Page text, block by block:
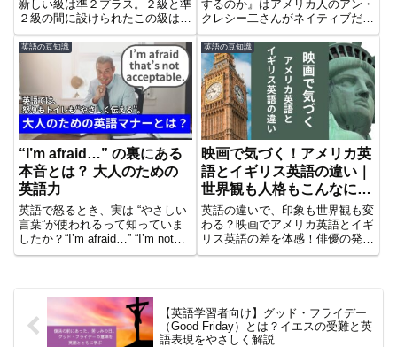
新しい級は準２プラス。２級と準
２級の間に設けられたこの級はな
かなか２級に合格できない人には
嬉しいニュースです。この記事で
は準２プラスの概要、開設の背
景、おすすめの参考書やオンライ
ン英会話を紹介しています。
するのか』はアメリカ人のアン・
クレシー二さんがネイティブだか
ら分かるちょっとした言葉のニュ
アンスや場面に応じて使い分けた
い単語の使い方を博多弁を交えて
解説している書籍です。すぐに使
ってみたい例文ばかりなので読み
終わったら早く使ってみたくてう
ずうずするでしょう！
英語の豆知識
“I’m afraid…” の裏にある
本音とは？ 大人のための
英語力
英語で怒るとき、実は “やさしい
言葉”が使われるって知っていま
したか？“I’m afraid…” “I’m not
too happy…” などの婉曲表現に隠
英語の豆知識
映画で気づく！アメリカ英
語とイギリス英語の違い｜
世界観も人格もこんなに変
わる？
英語の違いで、印象も世界観も変
わる？映画でアメリカ英語とイギ
リス英語の差を体感！俳優の発音
切り替えやジャンル別の傾向も解
【英語学習者向け】グッド・フライデー
（Good Friday）とは？イエスの受難と英
語表現をやさしく解説